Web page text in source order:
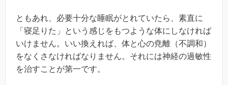
ともあれ、必要十分な睡眠がとれていたら、素直に
「寝足りた」という感じをもつような体にしなければ
いけません。いい換えれば、体と心の尭離（不調和）
をなくさなければなりません。それには神経の過敏性
を治すことが第一です。